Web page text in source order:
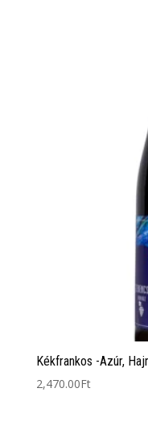
Kékfrankos -Azúr,
2,470.00Ft